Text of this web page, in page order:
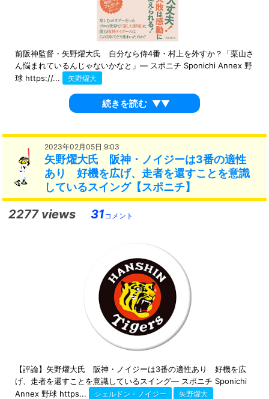
前阪神監督・矢野燿大氏 自分なら侍4番・村上を外すか？「栗山さ
ん悩まれているんじゃないかなと」― スポニチ Sponichi Annex 野
球 https://...
矢野燿大
続きを読む ▼▼
2023年02月05日 9:03
矢野燿大氏 阪神・ノイジーは3番の適性
あり 好機を広げ、走者を還すことを意識
しているスイング【スポニチ】
2277 views 31 コメント
【評論】矢野燿大氏 阪神・ノイジーは3番の適性あり 好機を広
げ、走者を還すことを意識しているスイング― スポニチ Sponichi
Annex 野球 https...
シェルドン・ノイジー 矢野燿大